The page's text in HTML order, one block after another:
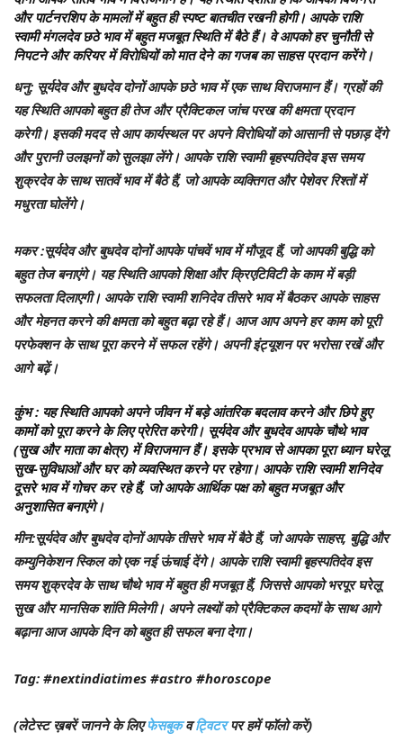
और पार्टनरशिप के मामलों में बहुत ही स्पष्ट बातचीत रखनी होगी। आपके राशि
स्वामी मंगलदेव छठे भाव में बहुत मजबूत स्थिति में बैठे हैं। वे आपको हर चुनौती से
निपटने और करियर में विरोधियों को मात देने का गजब का साहस प्रदान करेंगे।
धनु: सूर्यदेव और बुधदेव दोनों आपके छठे भाव में एक साथ विराजमान हैं। ग्रहों की
यह स्थिति आपको बहुत ही तेज और प्रैक्टिकल जांच परख की क्षमता प्रदान
करेगी। इसकी मदद से आप कार्यस्थल पर अपने विरोधियों को आसानी से पछाड़ देंगे
और पुरानी उलझनों को सुलझा लेंगे। आपके राशि स्वामी बृहस्पतिदेव इस समय
शुक्रदेव के साथ सातवें भाव में बैठे हैं, जो आपके व्यक्तिगत और पेशेवर रिश्तों में
मधुरता घोलेंगे।
मकर:सूर्यदेव और बुधदेव दोनों आपके पांचवें भाव में मौजूद हैं, जो आपकी बुद्धि को
बहुत तेज बनाएंगे। यह स्थिति आपको शिक्षा और क्रिएटिविटी के काम में बड़ी
सफलता दिलाएगी। आपके राशि स्वामी शनिदेव तीसरे भाव में बैठकर आपके साहस
और मेहनत करने की क्षमता को बहुत बढ़ा रहे हैं। आज आप अपने हर काम को पूरी
परफेक्शन के साथ पूरा करने में सफल रहेंगे। अपनी इंट्यूशन पर भरोसा रखें और
आगे बढ़ें।
कुंभ: यह स्थिति आपको अपने जीवन में बड़े आंतरिक बदलाव करने और छिपे हुए
कामों को पूरा करने के लिए प्रेरित करेगी। सूर्यदेव और बुधदेव आपके चौथे भाव
(सुख और माता का क्षेत्र) में विराजमान हैं। इसके प्रभाव से आपका पूरा ध्यान घरेलू
सुख-सुविधाओं और घर को व्यवस्थित करने पर रहेगा। आपके राशि स्वामी शनिदेव
दूसरे भाव में गोचर कर रहे हैं, जो आपके आर्थिक पक्ष को बहुत मजबूत और
अनुशासित बनाएंगे।
मीन:सूर्यदेव और बुधदेव दोनों आपके तीसरे भाव में बैठे हैं, जो आपके साहस, बुद्धि और
कम्युनिकेशन स्किल को एक नई ऊंचाई देंगे। आपके राशि स्वामी बृहस्पतिदेव इस
समय शुक्रदेव के साथ चौथे भाव में बहुत ही मजबूत हैं, जिससे आपको भरपूर घरेलू
सुख और मानसिक शांति मिलेगी। अपने लक्ष्यों को प्रैक्टिकल कदमों के साथ आगे
बढ़ाना आज आपके दिन को बहुत ही सफल बना देगा।
Tag: #nextindiatimes #astro #horoscope
(लेटेस्ट ख़बरें जानने के लिएफेसबुकवट्विटरपर हमें फॉलो करें)